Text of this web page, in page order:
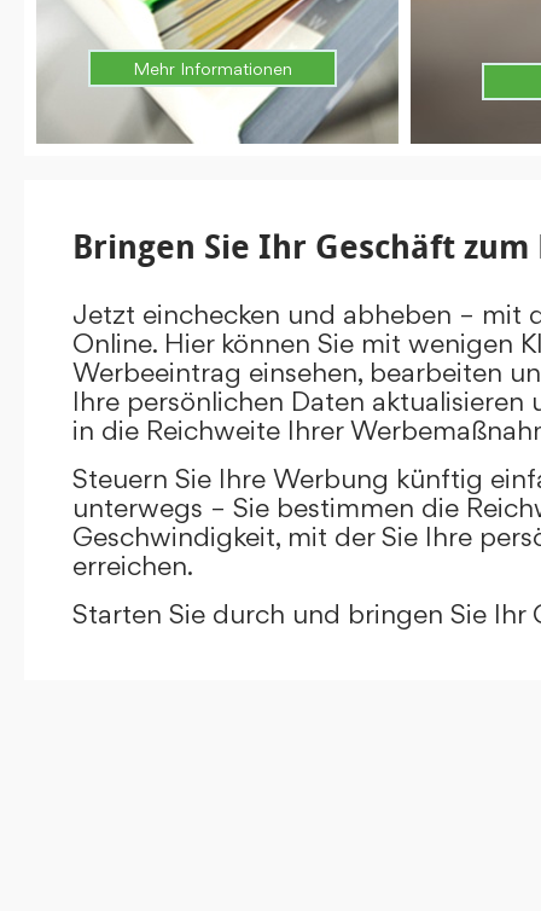
Mehr Informationen
Bringen Sie Ihr Geschäft zum
Jetzt einchecken und abheben – mit
Online. Hier können Sie mit wenigen
Werbeeintrag einsehen, bearbeiten
Ihre persönlichen Daten aktualisieren
in die Reichweite Ihrer
Steuern Sie Ihre Werbung künftig
unterwegs – Sie bestimmen die
Geschwindigkeit, mit der Sie Ihre
erreichen.
Starten Sie durch und bringen Sie Ihr